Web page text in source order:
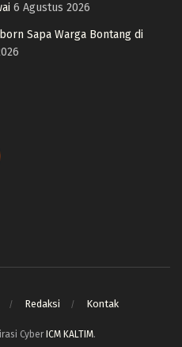
6 Agustus 2026
Sapa Warga Bontang di
Redaksi Kontak
Cyber ICM KALTIM.